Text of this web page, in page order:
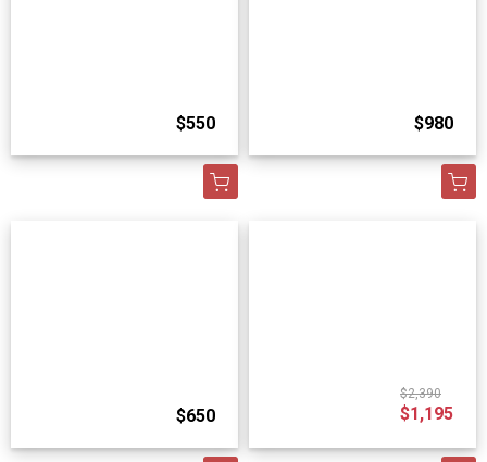
$550 $980
$650
$2,390
$1,195